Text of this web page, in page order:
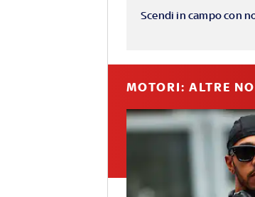
Scendi in campo con
MOTORI: ALTRE